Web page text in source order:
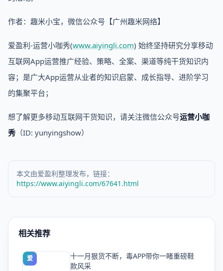
作者：趣米小宝，微信公众号【广州趣米网络】
爱盈利-运营小咖秀(www.aiyingli.com) 始终坚持研究分享移动
互联网App运营推广经验、策略、全案、渠道等纯干货知识内
容；是广大App运营从业者的知识启蒙、成长指导、进阶学习
的集聚平台；
想了解更多移动互联网干货知识，请关注微信公众号运营小咖
秀（ID: yunyingshow）
本文由爱盈利整理发布，链接：
https://www.aiyingli.com/67641.html
相关推荐
爱
十一月狠货不断，毒APP带你一睹重磅鞋
款风采